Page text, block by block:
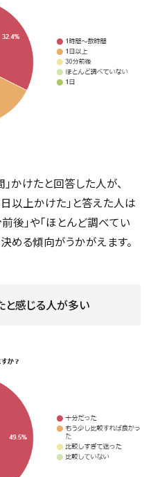
かけたと回答した人が、
以上かけた」と答えた人は
後」や「ほとんど調べてい
める傾向がうかがえます。
感じる人が多い